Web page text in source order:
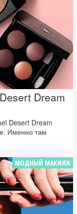
Dream
Desert Dream
Именно там
МОДНЫЙ МАКИЯЖ